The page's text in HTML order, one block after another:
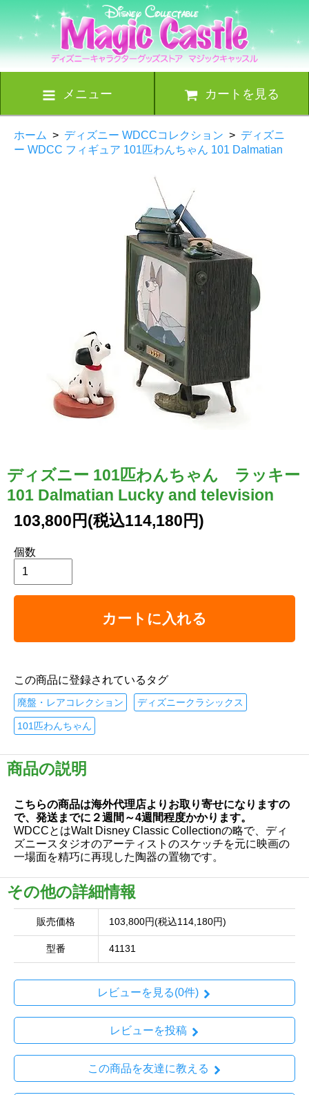
メニュー カートを見る
ホーム > ディズニー WDCCコレクション > ディズニ
ー WDCC フィギュア 101匹わんちゃん 101 Dalmatian
ディズニー 101匹わんちゃん ラッキー
101 Dalmatian Lucky and television
103,800円(税込114,180円)
個数
カートに入れる
この商品に登録されているタグ
廃盤・レアコレクション ディズニークラシックス
101匹わんちゃん
商品の説明
こちらの商品は海外代理店よりお取り寄せになりますの
で、発送までに２週間～4週間程度かかります。
WDCCとはWalt Disney Classic Collectionの略で、ディ
ズニースタジオのアーティストのスケッチを元に映画の
一場面を精巧に再現した陶器の置物です。
その他の詳細情報
販売価格 103,800円(税込114,180円)
型番 41131
レビューを見る(0件)
レビューを投稿
この商品を友達に教える